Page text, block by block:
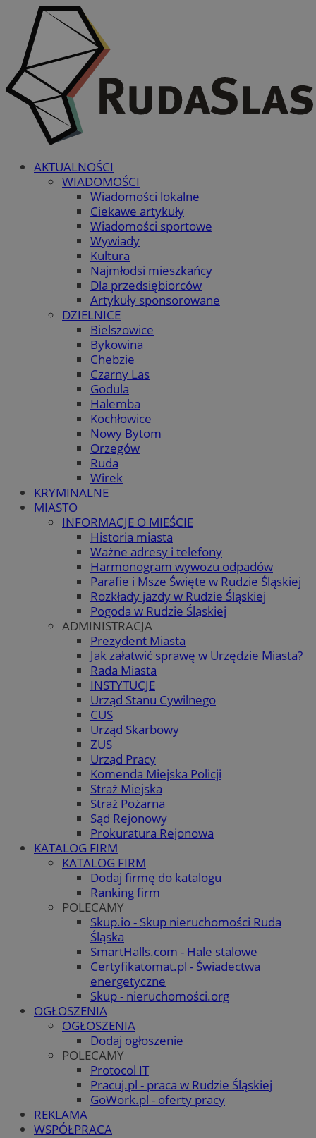
AKTUALNOŚCI
WIADOMOŚCI
Wiadomości lokalne
Ciekawe artykuły
Wiadomości sportowe
Wywiady
Kultura
Najmłodsi mieszkańcy
Dla przedsiębiorców
Artykuły sponsorowane
DZIELNICE
Bielszowice
Bykowina
Chebzie
Czarny Las
Godula
Halemba
Kochłowice
Nowy Bytom
Orzegów
Ruda
Wirek
KRYMINALNE
MIASTO
INFORMACJE O MIEŚCIE
Historia miasta
Ważne adresy i telefony
Harmonogram wywozu odpadów
Parafie i Msze Święte w Rudzie Śląskiej
Rozkłady jazdy w Rudzie Śląskiej
Pogoda w Rudzie Śląskiej
ADMINISTRACJA
Prezydent Miasta
Jak załatwić sprawę w Urzędzie Miasta?
Rada Miasta
INSTYTUCJE
Urząd Stanu Cywilnego
CUS
Urząd Skarbowy
ZUS
Urząd Pracy
Komenda Miejska Policji
Straż Miejska
Straż Pożarna
Sąd Rejonowy
Prokuratura Rejonowa
KATALOG FIRM
KATALOG FIRM
Dodaj firmę do katalogu
Ranking firm
POLECAMY
Skup.io - Skup nieruchomości Ruda
Śląska
SmartHalls.com - Hale stalowe
Certyfikatomat.pl - Świadectwa
energetyczne
Skup - nieruchomości.org
OGŁOSZENIA
OGŁOSZENIA
Dodaj ogłoszenie
POLECAMY
Protocol IT
Pracuj.pl - praca w Rudzie Śląskiej
GoWork.pl - oferty pracy
REKLAMA
WSPÓŁPRACA